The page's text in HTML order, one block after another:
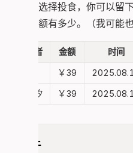
如果你选择投食，你可以留
不管数额有多少。（我可能
赞助者 金额 时间
￥39
辰灿汐 ￥39
关于